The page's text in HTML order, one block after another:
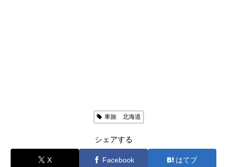
車旅 北海道
シェアする
X Facebook はてブ